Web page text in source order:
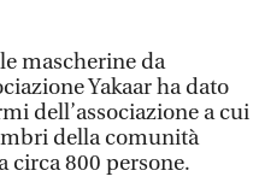
mascherine da
Yakaar ha dato
dell’associazione a cui
della comunità
circa 800 persone.